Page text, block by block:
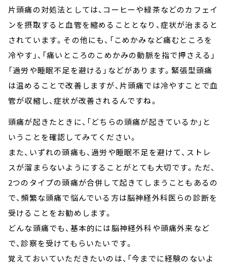
片頭痛の対処法としては、コーヒーや緑茶などのカフェイ
ンを摂取すると血管を縮めることとなり、症状が治まると
されています。その他にも、「こめかみなど痛むところを
冷やす」、「痛いところのこめかみの動脈を指で押さえる」
「過労や睡眠不足を避ける」などがあります。緊張型頭痛
は温めることで改善しますが、片頭痛では冷やすことで血
管が収縮し、症状が改善されるんですね。
頭痛が起きたときに、「どちらの頭痛が起きているか」と
いうことを確認してみてください。
また、いずれの頭痛も、過労や睡眠不足を避けて、ストレ
スが溜まらないようにすることがとても大切です。ただ、
2つのタイプの頭痛が合併して起きてしまうこともあるの
で、頻繁な頭痛で悩んでいる方は脳神経外科医らの診断を
受けることをお勧めします。
どんな頭痛でも、基本的には脳神経外科や頭痛外来など
で、診察を受けてもらいたいです。
覚えておいていただきたいのは、「今までに経験のないよ